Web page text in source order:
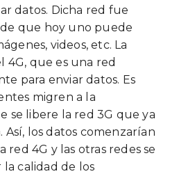
datos. Dicha red fue
que hoy uno puede
videos, etc. La
que es una red
para enviar datos. Es
migren a la
se libere la red 3G que ya
los datos comenzarían
red 4G y las otras redes se
la calidad de los